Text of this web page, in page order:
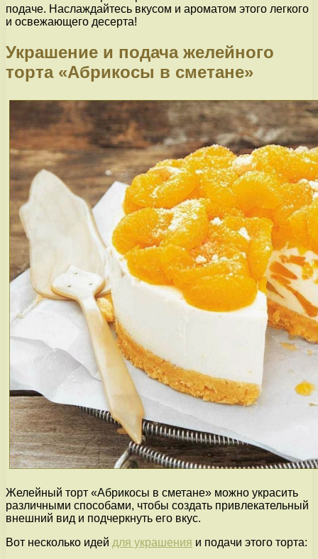
подаче. Наслаждайтесь вкусом и ароматом этого легкого
и освежающего десерта!
Украшение и подача желейного
торта «Абрикосы в сметане»
Желейный торт «Абрикосы в сметане» можно украсить
различными способами, чтобы создать привлекательный
внешний вид и подчеркнуть его вкус.
Вот несколько идей для украшения и подачи этого торта: